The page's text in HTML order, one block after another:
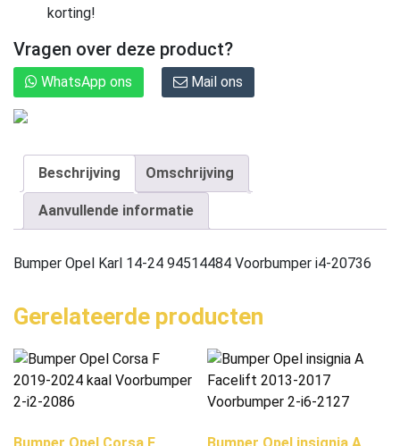
korting!
Vragen over deze product?
WhatsApp ons Mail ons
Beschrijving Omschrijving
Aanvullende informatie
Bumper Opel Karl 14-24 94514484 Voorbumper i4-20736
Gerelateerde producten
Bumper Opel Corsa F
Bumper Opel insignia A